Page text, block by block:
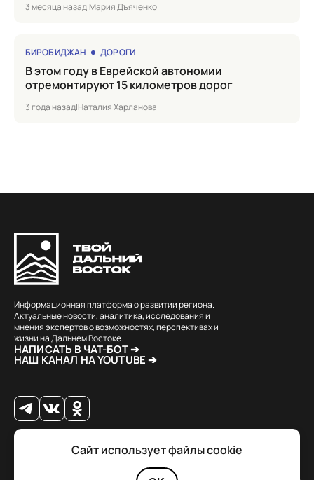
3 месяца назад|Мария Дъяченко
БИРОБИДЖАН ДОРОГИ
в этом году в Еврейской автономии
отремонтируют 15 километров дорог
3 года назад|Наталия Харланова
Информационная платформа о развитии региона.
Актуальные новости, аналитика, исследования и
мнения экспертов о возможностях, перспективах и
жизни на Дальнем Востоке.
НАПИСАТЬ В ЧАТ-БОТ ➔
НАШ КАНАЛ НА YOUTUBE ➔
© 2026 Твой Дальный Восток.
. РазработкаLoimi.
Сайт использует файлы cookie